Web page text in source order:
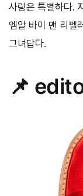
사랑은 특별하다.
엠알 바이 맨 리펠
그녀답다.
📌